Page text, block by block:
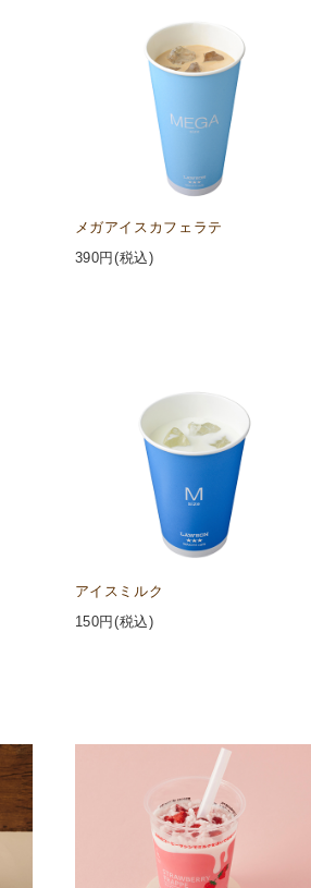
メガアイスカフェラテ
390円(税込)
アイスミルク
150円(税込)